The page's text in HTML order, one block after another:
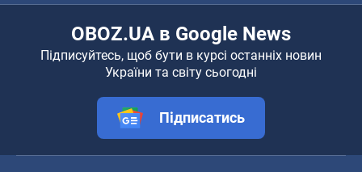
OBOZ.UA в Google News
Підписуйтесь, щоб бути в курсі останніх новин
України та світу сьогодні
Підписатись